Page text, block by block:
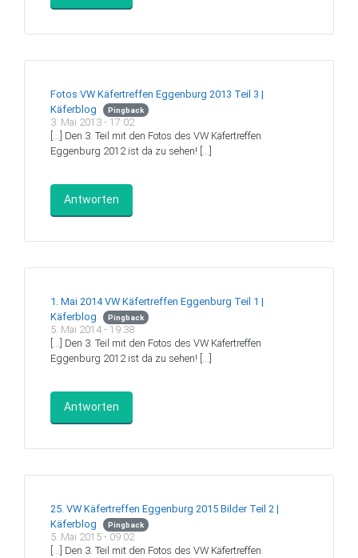
Fotos VW Käfertreffen Eggenburg 2013 Teil 3 |
Käferblog
Pingback
3. Mai 2013 - 17:02
[…] Den 3. Teil mit den Fotos des VW Käfertreffen
Eggenburg 2012 ist da zu sehen! […]
Antworten
1. Mai 2014 VW Käfertreffen Eggenburg Teil 1 |
Käferblog
Pingback
5. Mai 2014 - 19:38
[…] Den 3. Teil mit den Fotos des VW Käfertreffen
Eggenburg 2012 ist da zu sehen! […]
Antworten
25. VW Käfertreffen Eggenburg 2015 Bilder Teil 2 |
Käferblog
Pingback
5. Mai 2015 - 09:02
[…] Den 3. Teil mit den Fotos des VW Käfertreffen